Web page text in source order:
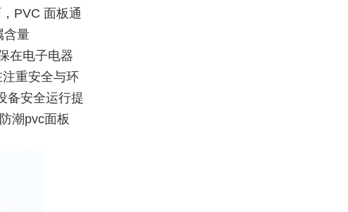
PVC 面板通
含量
在电子电器
重安全与环
备安全运行提
潮pvc面板